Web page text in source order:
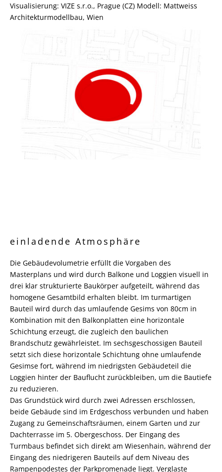
Visualisierung: VIZE s.r.o., Prague (CZ) Modell: Mattweiss
Architekturmodellbau, Wien
einladende Atmosphäre
Die Gebäudevolumetrie erfüllt die Vorgaben des
Masterplans und wird durch Balkone und Loggien visuell in
drei klar strukturierte Baukörper aufgeteilt, während das
homogene Gesamtbild erhalten bleibt. Im turmartigen
Bauteil wird durch das umlaufende Gesims von 80cm in
Kombination mit den Balkonplatten eine horizontale
Schichtung erzeugt, die zugleich den baulichen
Brandschutz gewährleistet. Im sechsgeschossigen Bauteil
setzt sich diese horizontale Schichtung ohne umlaufende
Gesimse fort, während im niedrigsten Gebäudeteil die
Loggien hinter der Bauflucht zurückbleiben, um die Bautiefe
zu reduzieren.
Das Grundstück wird durch zwei Adressen erschlossen,
beide Gebäude sind im Erdgeschoss verbunden und haben
Zugang zu Gemeinschaftsräumen, einem Garten und zur
Dachterrasse im 5. Obergeschoss. Der Eingang des
Turmbaus befindet sich direkt am Wiesenhain, während der
Eingang des niedrigeren Bauteils auf dem Niveau des
Rampenpodestes der Parkpromenade liegt. Verglaste